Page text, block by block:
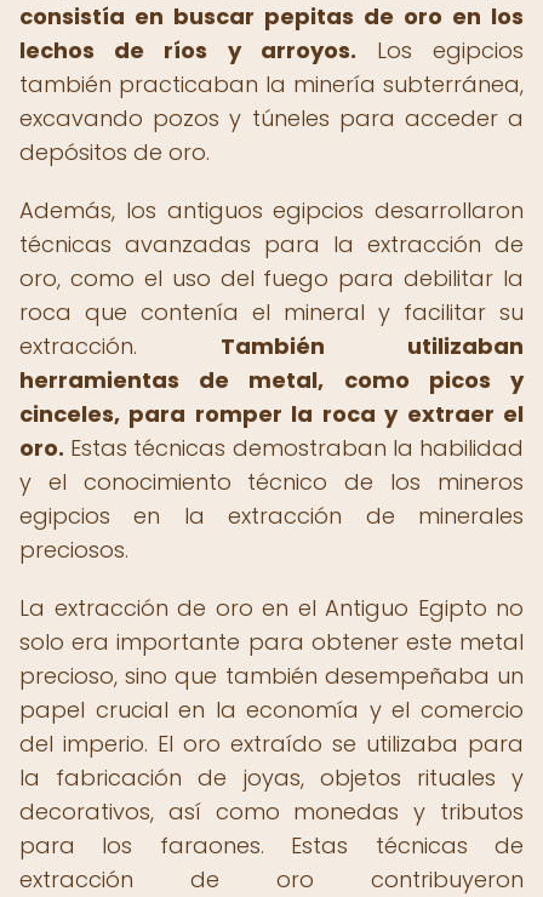
consistía en buscar pepitas de oro en los
lechos de ríos y arroyos. Los egipcios
también practicaban la minería subterránea,
excavando pozos y túneles para acceder a
depósitos de oro.
Además, los antiguos egipcios desarrollaron
técnicas avanzadas para la extracción de
oro, como el uso del fuego para debilitar la
roca que contenía el mineral y facilitar su
extracción. También utilizaban
herramientas de metal, como picos y
cinceles, para romper la roca y extraer el
oro. Estas técnicas demostraban la habilidad
y el conocimiento técnico de los mineros
egipcios en la extracción de minerales
preciosos.
La extracción de oro en el Antiguo Egipto no
solo era importante para obtener este metal
precioso, sino que también desempeñaba un
papel crucial en la economía y el comercio
del imperio. El oro extraído se utilizaba para
la fabricación de joyas, objetos rituales y
decorativos, así como monedas y tributos
para los faraones. Estas técnicas de
extracción de oro contribuyeron